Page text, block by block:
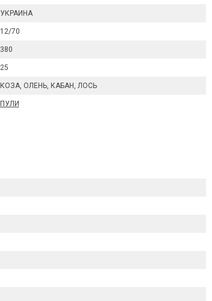
УКРАИНА
12/70
380
25
КОЗА, ОЛЕНЬ, КАБАН, ЛОСЬ
ПУЛИ